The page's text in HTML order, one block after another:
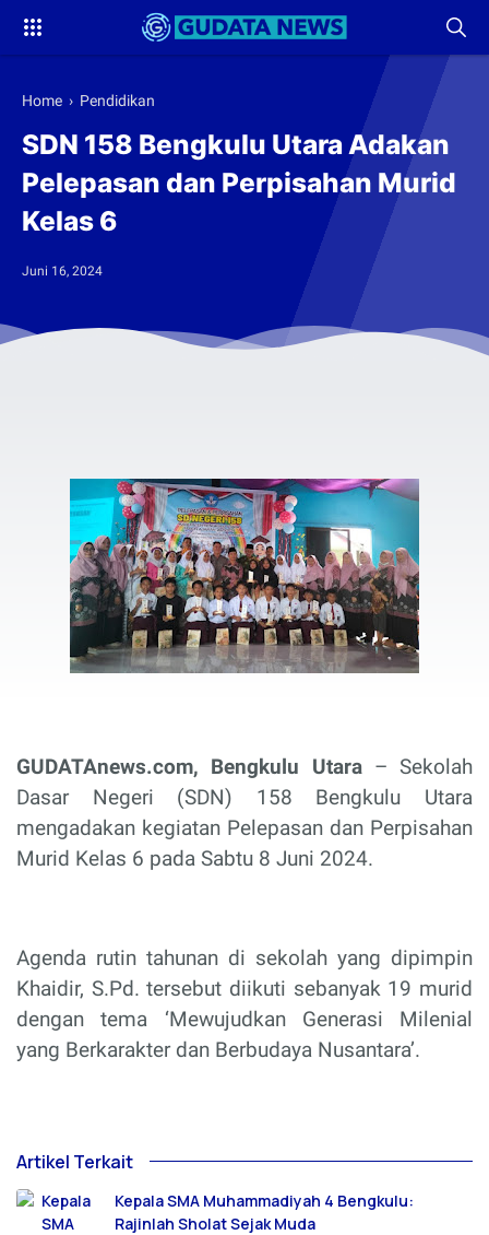
Home › Pendidikan
SDN 158 Bengkulu Utara Adakan
Pelepasan dan Perpisahan Murid
Kelas 6
Juni 16, 2024
GUDATAnews.com, Bengkulu Utara– Sekolah
Dasar Negeri (SDN) 158 Bengkulu Utara
mengadakan kegiatan Pelepasan dan Perpisahan
Murid Kelas 6 pada Sabtu 8 Juni 2024.
Agenda rutin tahunan di sekolah yang dipimpin
Khaidir, S.Pd. tersebut diikuti sebanyak 19 murid
dengan tema ‘Mewujudkan Generasi Milenial
yang Berkarakter dan Berbudaya Nusantara’.
Artikel Terkait
Kepala SMA Muhammadiyah 4 Bengkulu:
Rajinlah Sholat Sejak Muda